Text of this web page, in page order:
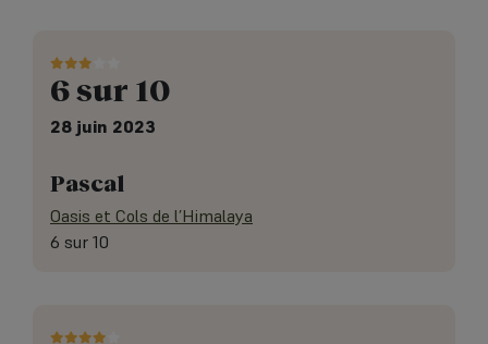
6 sur 10
28 juin 2023
Pascal
Oasis et Cols de l’Himalaya
6 sur 10